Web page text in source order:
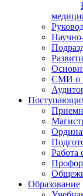
СМИ о
Работа
Образование